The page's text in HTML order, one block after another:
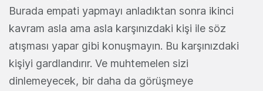
Burada empati yapmayı anladıktan sonra ikinci
kavram asla ama asla karşınızdaki kişi ile söz
atışması yapar gibi konuşmayın. Bu karşınızdaki
kişiyi gardlandırır. Ve muhtemelen sizi
dinlemeyecek, bir daha da görüşmeye